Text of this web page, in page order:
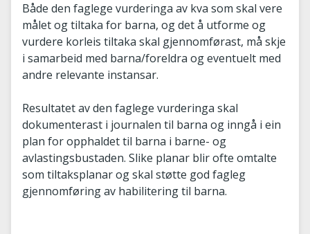
Både den faglege vurderinga av kva som skal vere
målet og tiltaka for barna, og det å utforme og
vurdere korleis tiltaka skal gjennomførast, må skje
i samarbeid med barna/foreldra og eventuelt med
andre relevante instansar.
Resultatet av den faglege vurderinga skal
dokumenterast i journalen til barna og inngå i ein
plan for opphaldet til barna i barne- og
avlastingsbustaden. Slike planar blir ofte omtalte
som tiltaksplanar og skal støtte god fagleg
gjennomføring av habilitering til barna.